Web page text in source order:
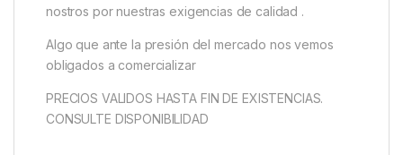
nostros por nuestras exigencias de calidad .
Algo que ante la presión del mercado nos vemos
obligados a comercializar
PRECIOS VALIDOS HASTA FIN DE EXISTENCIAS.
CONSULTE DISPONIBILIDAD